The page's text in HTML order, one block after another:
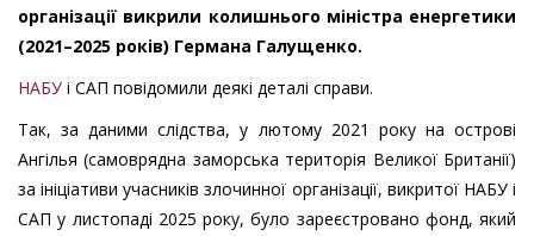
організації викрили колишнього міністра енергетики
(2021–2025 років) Германа Галущенко.
НАБУ і САП повідомили деякі деталі справи.
Так, за даними слідства, у лютому 2021 року на острові
Ангілья (самоврядна заморська територія Великої Британії)
за ініціативи учасників злочинної організації, викритої НАБУ і
САП у листопаді 2025 року, було зареєстровано фонд, який